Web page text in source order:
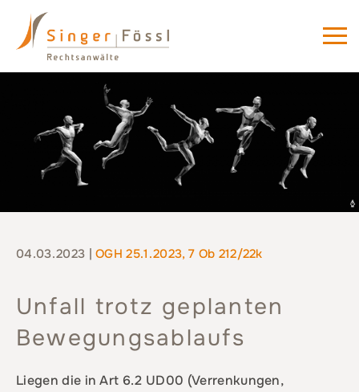
04.03.2023 |OGH 25.1.2023, 7 Ob 212/22k
Unfall trotz geplanten
Bewegungsablaufs
Liegen die in Art 6.2 UD00 (Verrenkungen,